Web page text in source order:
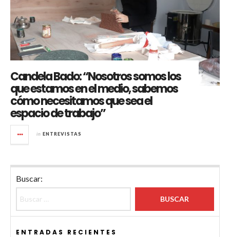
Candela Bado: “Nosotros somos los
que estamos en el medio, sabemos
cómo necesitamos que sea el
espacio de trabajo”
in ENTREVISTAS
Buscar:
ENTRADAS RECIENTES